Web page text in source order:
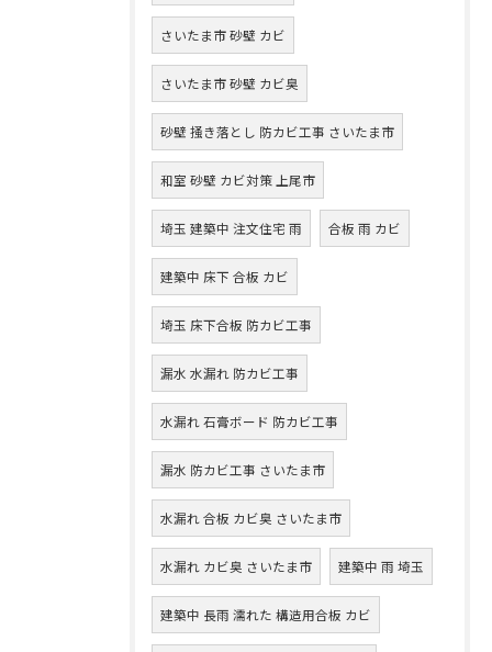
さいたま市 砂壁 カビ
さいたま市 砂壁 カビ臭
砂壁 掻き落とし 防カビ工事 さいたま市
和室 砂壁 カビ対策 上尾市
埼玉 建築中 注文住宅 雨 合板 雨 カビ
建築中 床下 合板 カビ
埼玉 床下合板 防カビ工事
漏水 水漏れ 防カビ工事
水漏れ 石膏ボード 防カビ工事
漏水 防カビ工事 さいたま市
水漏れ 合板 カビ臭 さいたま市
水漏れ カビ臭 さいたま市 建築中 雨 埼玉
建築中 長雨 濡れた 構造用合板 カビ